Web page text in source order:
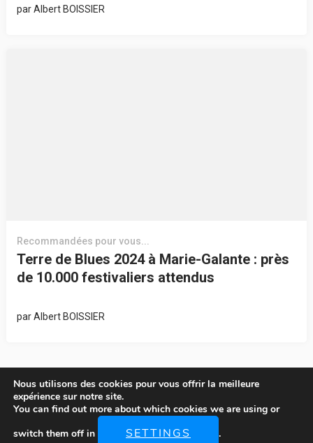
parAlbert BOISSIER
Recommandées pour vous...
Terre de Blues 2024 à Marie-Galante : près
de 10.000 festivaliers attendus
parAlbert BOISSIER
© Copyright 2026 LOCATIONS-MARIE-GALANTE
Nous utilisons des cookies pour vous offrir la meilleure
expérience sur notre site.
You can find out more about which cookies we are using or
switch them off in
SETTINGS .